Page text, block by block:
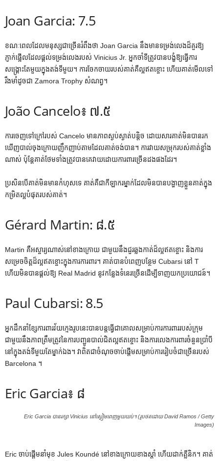
Joan Garcia: 7.5
ខណៈពេលដែលមនុស្សជាច្រើនរំពឹងថា Joan Garcia នឹងមានទម្រង់លេងដ៏គួរឱ្យ
ភ្ញាក់ផ្អើលដែលផ្តល់ទម្រង់លេងរបស់ Vinicius Jr. អ្នកចាំទីត្រូវបានបង្ខំឱ្យធ្វើការ
សង្គ្រោះតែមួយក្នុងតង់ទីមួយ។ ការចែកចាយរបស់គាត់គឺល្អឥតខ្ចោះ ហើយគាត់មើលទៅ
រឹងមាំដូចជា Zamora Trophy សំណព្វ។
João Cancelo៖ ៧.៥
ការចេញទៅក្រៅរបស់ Cancelo មានភាពស្ងប់ស្ងាត់បន្តិច ដោយសារគាត់មិនបានរក
ឃើញបាល់ចុងក្រោយញឹកញាប់តាមដែលគាត់ចង់បាន។ ការ​វាយ​សម្រុក​របស់​គាត់​ខ្លាំង​
ណាស់ ប៉ុន្តែ​គាត់​ថែម​ទាំង​ត្រូវ​បាន​គេ​វាយ​ដោយ​ការ​ពារ​ច្រើន​ដង​ផង​ដែរ។
ប្រសិនបើគាត់មិនមានកំហុសទេ គាត់គឺជាកីឡាករម្នាក់ដែលមិនបានបង្ហាញខ្លួនគាត់ក្នុង
កម្រិតល្អបំផុតរបស់គាត់។
Gérard Martin: ៨.៥
Martin គឺអស្ចារ្យណាស់នៅខាងក្រោយ ជាមួយនឹងជួរឆ្លងកាត់ដ៏ល្អឥតខ្ចោះ និងការ
សម្រេចចិត្តដ៏ល្អឥតខ្ចោះក្នុងការការពារ។ គាត់បានបំពេញបន្ថែម Cubarsi នៅ T
ហើយមិនបានផ្តល់ឱ្យ Real Madrid នូវកន្លែងទំនេរច្រើនដើម្បីទាញយកប្រយោជន៍។
Paul Cubarsi: 8.5
អ្នកដឹកនាំខ្សែការពារវ័យក្មេងរូបនេះបានបន្តធ្វើជាគោលសម្រាប់ការការពាររបស់ក្រុម
ជាមួយនឹងភាពត្រឹមត្រូវនៃការបញ្ជូនបាល់ជិតល្អឥតខ្ចោះ និងការលេងការពារចំនួនប្រាំបី
នៅក្នុងតង់ទីមួយតែម្នាក់ឯង។ វាពិតជាចំណុចចាប់ផ្តើមសម្រាប់ការរៀបចំជាច្រើនរបស់
Barcelona ។
Eric Garcia៖ ៨
Eric Garcia បានរក្សា Vinicius នៅស្ងៀមពេញមួយយប់។ (រូបថតដោយ David Ramos / Getty
Images)
Eric ចាប់ផ្តើមនាំមុខ Jules Koundé នៅខាងក្រោយខាងស្តាំ ហើយដាក់គ្លីនិក។ គាត់